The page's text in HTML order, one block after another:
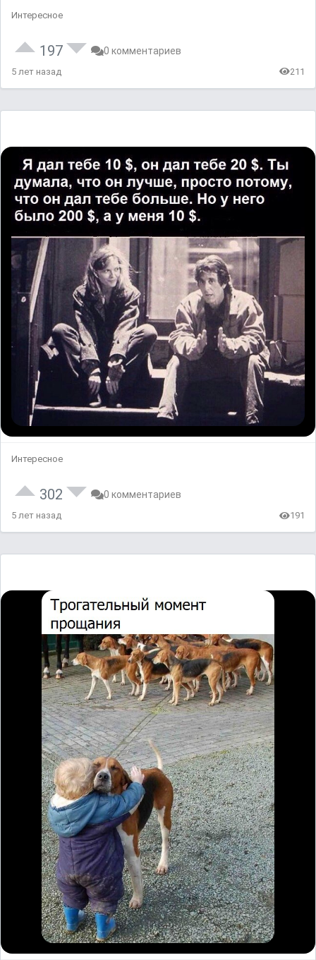
Интересное
197 0 комментариев
5 лет назад 211
Интересное
302 0 комментариев
5 лет назад 191